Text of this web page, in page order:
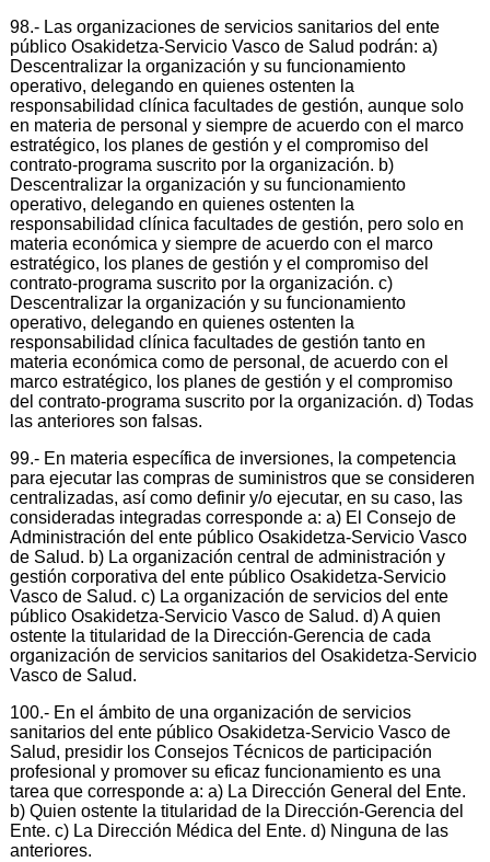
98.- Las organizaciones de servicios sanitarios del ente
público Osakidetza-Servicio Vasco de Salud podrán: a)
Descentralizar la organización y su funcionamiento
operativo, delegando en quienes ostenten la
responsabilidad clínica facultades de gestión, aunque solo
en materia de personal y siempre de acuerdo con el marco
estratégico, los planes de gestión y el compromiso del
contrato-programa suscrito por la organización. b)
Descentralizar la organización y su funcionamiento
operativo, delegando en quienes ostenten la
responsabilidad clínica facultades de gestión, pero solo en
materia económica y siempre de acuerdo con el marco
estratégico, los planes de gestión y el compromiso del
contrato-programa suscrito por la organización. c)
Descentralizar la organización y su funcionamiento
operativo, delegando en quienes ostenten la
responsabilidad clínica facultades de gestión tanto en
materia económica como de personal, de acuerdo con el
marco estratégico, los planes de gestión y el compromiso
del contrato-programa suscrito por la organización. d) Todas
las anteriores son falsas.
99.- En materia específica de inversiones, la competencia
para ejecutar las compras de suministros que se consideren
centralizadas, así como definir y/o ejecutar, en su caso, las
consideradas integradas corresponde a: a) El Consejo de
Administración del ente público Osakidetza-Servicio Vasco
de Salud. b) La organización central de administración y
gestión corporativa del ente público Osakidetza-Servicio
Vasco de Salud. c) La organización de servicios del ente
público Osakidetza-Servicio Vasco de Salud. d) A quien
ostente la titularidad de la Dirección-Gerencia de cada
organización de servicios sanitarios del Osakidetza-Servicio
Vasco de Salud.
100.- En el ámbito de una organización de servicios
sanitarios del ente público Osakidetza-Servicio Vasco de
Salud, presidir los Consejos Técnicos de participación
profesional y promover su eficaz funcionamiento es una
tarea que corresponde a: a) La Dirección General del Ente.
b) Quien ostente la titularidad de la Dirección-Gerencia del
Ente. c) La Dirección Médica del Ente. d) Ninguna de las
anteriores.